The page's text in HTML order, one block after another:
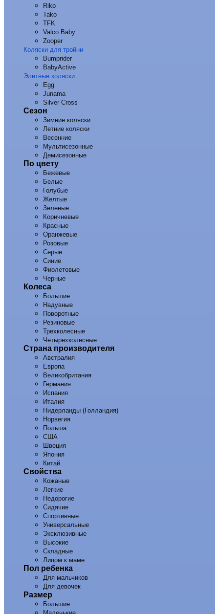
Riko
Tako
TFK
Valco Baby
Zooper
Коляски для тройни
Bumprider
BabyActive
Элитные коляски
Egg
Junama
Silver Cross
Сезон
Зимние коляски
Летние коляски
Весенние
Мультисезонные
Демисезонные
По цвету
Бежевые
Белые
Голубые
Желтые
Зеленые
Коричневые
Красные
Оранжевые
Розовые
Серые
Синие
Фиолетовые
Черные
Колеса
Большие
Надувные
Поворотные
Резиновые
Трехколесные
Четырехколесные
Страна производителя
Австралия
Европа
Великобритания
Германия
Испания
Италия
Нидерланды (Голландия)
Норвегия
Польша
США
Швеция
Япония
Китай
Свойства
Кожаные
Легкие
Недорогие
Сидячие
Спортивные
Универсальные
Эксклюзивные
Высокие
Складные
Лицом к маме
Пол ребенка
Для мальчиков
Для девочек
Размер
Большие